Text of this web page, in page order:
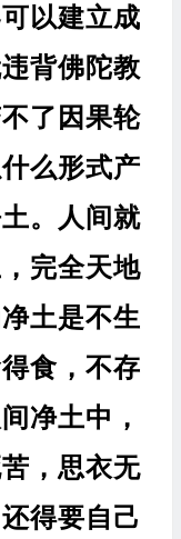
以建立成
背佛陀教
了因果轮
么形式产
。人间就
完全天地
土是不生
食，不存
净土中，
，思衣无
得要自己